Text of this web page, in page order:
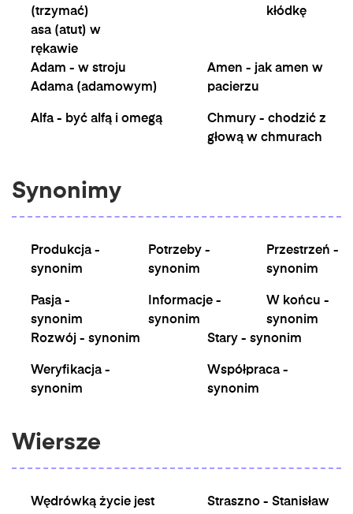
(trzymać)
asa (atut) w
rękawie
kłódkę
Adam - w stroju
Adama (adamowym)
Alfa - być alfą i omegą
Amen - jak amen w
pacierzu
Chmury - chodzić z
głową w chmurach
Synonimy
Produkcja -
synonim
Pasja -
synonim
Potrzeby -
synonim
Informacje -
synonim
Przestrzeń -
synonim
W końcu -
synonim
Rozwój - synonim
Weryfikacja -
synonim
Stary - synonim
Współpraca -
synonim
Wiersze
Wędrówką życie jest
Straszno - Stanisław